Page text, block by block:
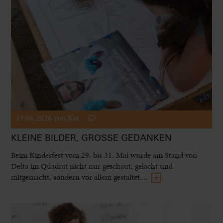
19.06.2026 von Kai
KLEINE BILDER, GROSSE GEDANKEN
Beim Kinderfest vom 29. bis 31. Mai wurde am Stand von
Delta im Quadrat nicht nur geschaut, gelacht und
mitgemacht, sondern vor allem gestaltet....